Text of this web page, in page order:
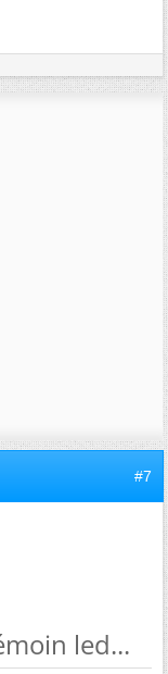
#7
led...